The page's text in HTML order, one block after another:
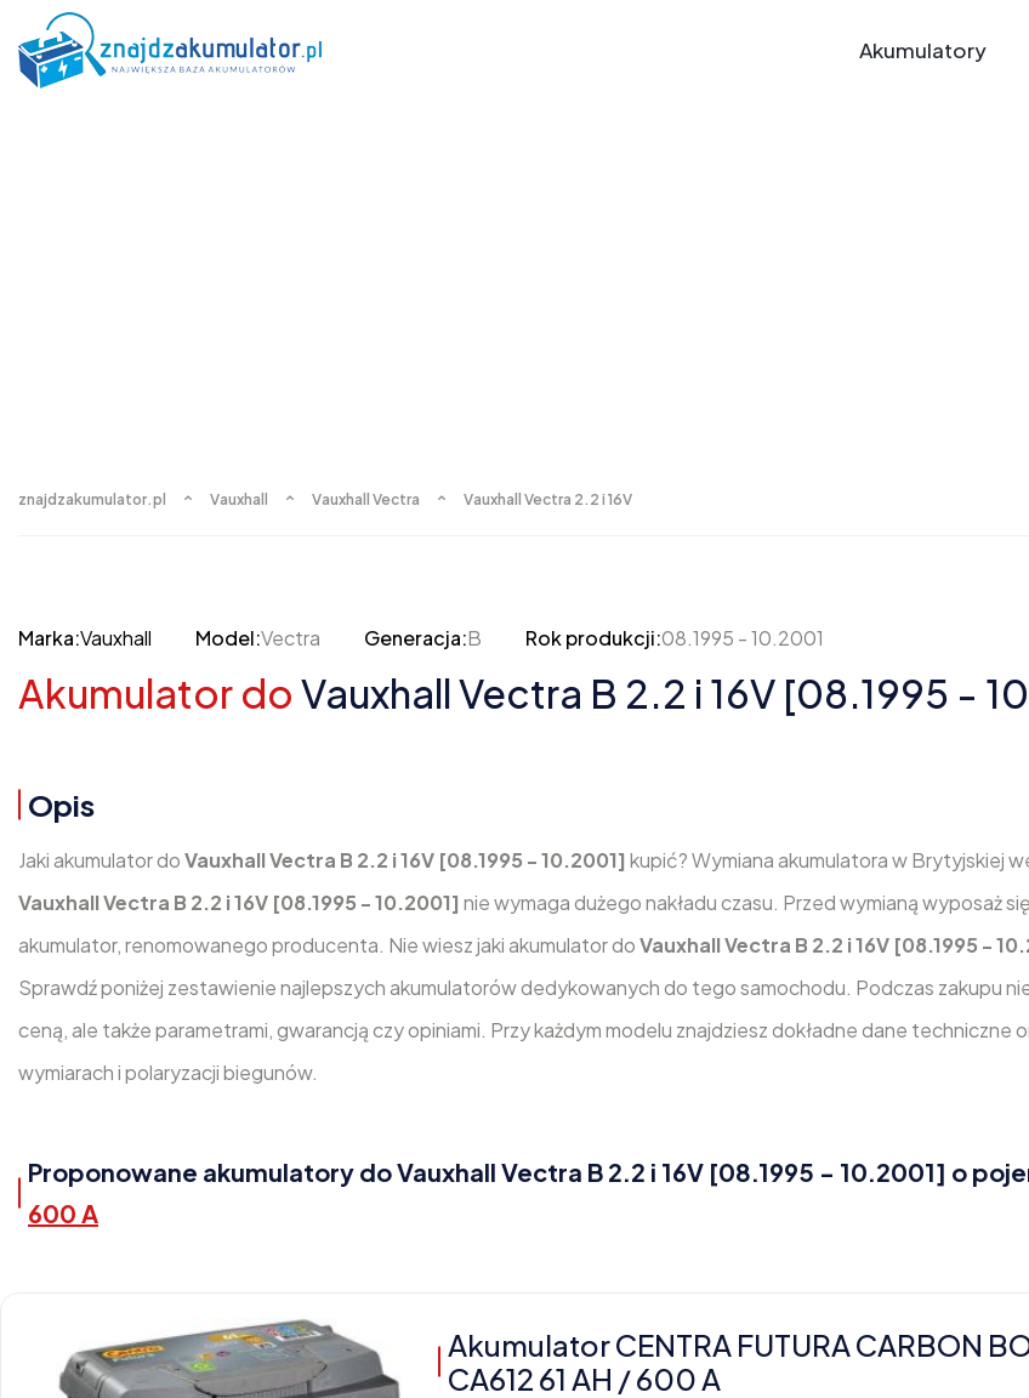
Akumulatory
znajdzakumulator.pl Vauxhall Vauxhall Vectra Vauxhall Vectra 2.2 i 16V
Marka:Vauxhall Model:Vectra Generacja:B Rok produkcji:08.1995 - 10.2001
Akumulator do Vauxhall Vectra B 2.2 i 16V [08.1995 -
Opis
Jaki akumulator doVauxhall Vectra B 2.2 i 16V [08.1995 - 10.2001] kupić? Wymiana akumulatora w Brytyjskiej
Vauxhall Vectra B 2.2 i 16V [08.1995 - 10.2001] nie wymaga dużego nakładu czasu. Przed wymianą wyposaż
akumulator, renomowanego producenta. Nie wiesz jaki akumulator doVauxhall Vectra B 2.2 i 16V [08.1995 -
Sprawdź poniżej zestawienie najlepszych akumulatorów dedykowanych do tego samochodu. Podczas zakupu
ceną, ale także parametrami, gwarancją czy opiniami. Przy każdym modelu znajdziesz dokładne dane techniczne
wymiarach i polaryzacji biegunów.
Proponowane akumulatory do Vauxhall Vectra B 2.2 i 16V [08.1995 - 10.2001] o
600 A
Akumulator CENTRA FUTURA CARBON
CA612 61 AH / 600 A